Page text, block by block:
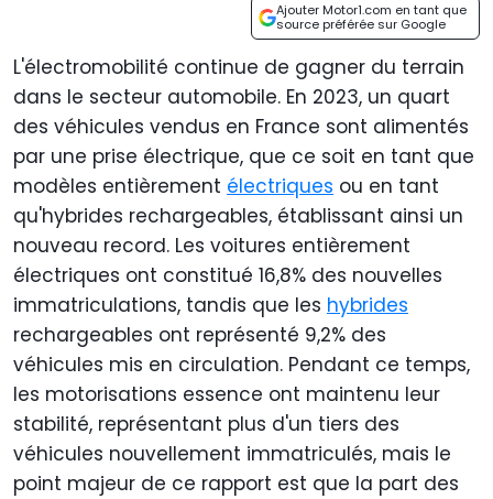
Ajouter Motor1.com en tant que
source préférée sur Google
L'électromobilité continue de gagner du terrain
dans le secteur automobile. En 2023, un quart
des véhicules vendus en France sont alimentés
par une prise électrique, que ce soit en tant que
modèles entièrement électriques ou en tant
qu'hybrides rechargeables, établissant ainsi un
nouveau record. Les voitures entièrement
électriques ont constitué 16,8% des nouvelles
immatriculations, tandis que les hybrides
rechargeables ont représenté 9,2% des
véhicules mis en circulation. Pendant ce temps,
les motorisations essence ont maintenu leur
stabilité, représentant plus d'un tiers des
véhicules nouvellement immatriculés, mais le
point majeur de ce rapport est que la part des